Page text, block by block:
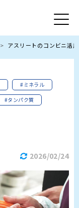
アスリートのコンビニ活
#ミネラル
#タンパク質
2026/02/24